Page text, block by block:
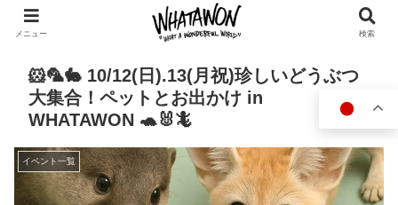
🐹🦜🐇 10/12(日).13(月祝)珍しいどうぶつ
大集合！ペットとお出かけ in
WHATAWON 🐢🐰🦎
イベント一覧
メニュー 検索